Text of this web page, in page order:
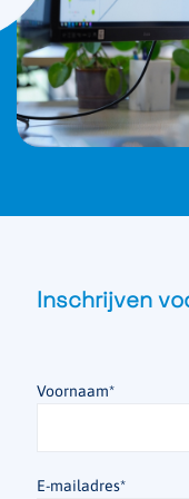
Inschrijven
Voornaam*
E-mailadres*